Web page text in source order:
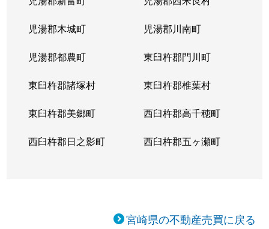
児湯郡木城町 児湯郡川南町
児湯郡都農町 東臼杵郡門川町
東臼杵郡諸塚村 東臼杵郡椎葉村
東臼杵郡美郷町 西臼杵郡高千穂町
西臼杵郡日之影町 西臼杵郡五ヶ瀬町
宮崎県の不動産売買に戻る